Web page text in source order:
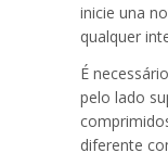
inicie una
qualquer
É
pelo lado
diferente